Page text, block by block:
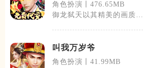
角色扮演丨476.65MB
御龙弑天以其精美的画质、
叫我万岁爷
角色扮演丨41.99MB